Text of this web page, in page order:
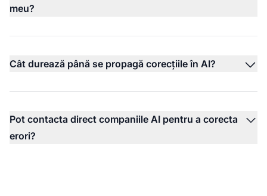
meu?
Cât durează până se propagă corecțiile în AI?
Pot contacta direct companiile AI pentru a corecta
erori?